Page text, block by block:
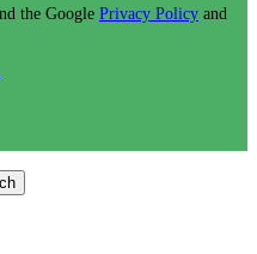
the Google Privacy Policy and